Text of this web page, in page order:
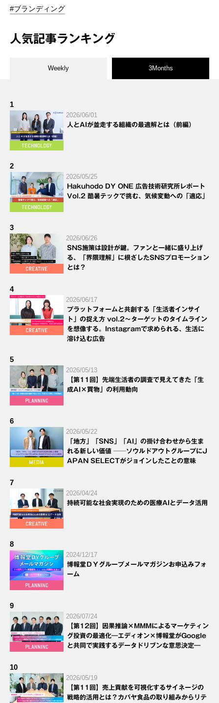
#ブランディング
人気記事ランキング
Weekly 3Months
1
2026/06/01
人とAIが並走する組織の最適解とは（前編）
2
2026/05/25
Hakuhodo DY ONE 広告技術研究所レポート
Vol.2 酷暑テックで挑む、気候変動への「適応」
3
2026/06/26
SNS施策は設計が鍵。ファンと一緒に盛り上げ
る、「界隈理解」に根ざしたSNSプロモーション
とは？
4
2026/06/17
プラットフォームと共創する「生活者インサイ
ト」の捉え方 vol.2～ターゲットのタイムライン
を想像する。Instagramで求められる、生活に
溶け込む広告
5
2026/05/13
【第11回】先端生活者の調査で見えてきた「生
成AI×買物」の利用動向
6
2026/05/22
「地方」「SNS」「AI」の掛け合わせから生ま
れる新しい価値 ──ソウルドアウトグループにJ
APAN SELECTがジョインしたことの意味
7
2026/04/24
持続可能な社会実現のための医療AIとデータ活用
8
2024/12/17
博報堂ＤＹグループメールマガジンお申込みフォ
ーム
9
2026/07/24
【第12回】因果推論×MMMによるマーケティン
グ投資の最適化―エディオン×博報堂がGoogle
と共同で実践するデータドリブンな意思決定―
10
2026/05/19
【第11回】売上貢献を可視化するサイネージの
戦略的活用とは？カバヤ食品の取り組みからリテ